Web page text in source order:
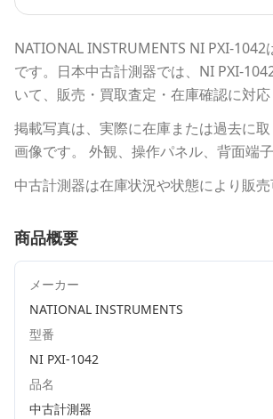
NATIONAL INSTRUMENTS NI PXI-1042
です。 日本中古計測器では、 NI PXI-
いて、販売・買取査定・在庫確認に対応
掲載写真は、実際に在庫または過去に
画像です。 外観、操作パネル、背面端
中古計測器は在庫状況や状態により販
商品概要
メーカー
NATIONAL INSTRUMENTS
型番
NI PXI-1042
品名
中古計測器